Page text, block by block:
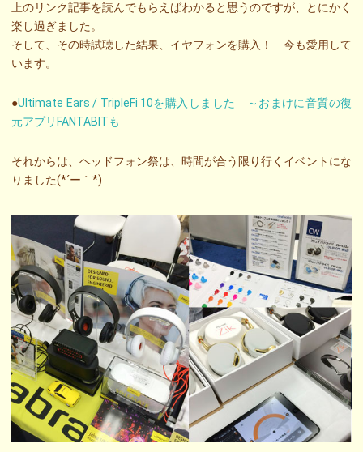
上のリンク記事を読んでもらえばわかると思うのですが、とにかく
楽し過ぎました。
そして、その時試聴した結果、イヤフォンを購入！ 今も愛用して
います。
●Ultimate Ears / TripleFi 10を購入しました ～おまけに音質の復
元アプリFANTABITも
それからは、ヘッドフォン祭は、時間が合う限り行くイベントにな
りました(*´ー｀*)